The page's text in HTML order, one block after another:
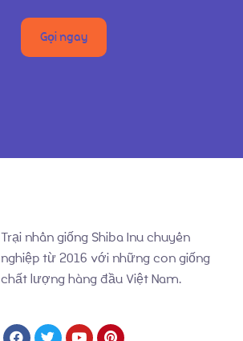
Gọi ngay
Trại nhân giống Shiba Inu chuyên
nghiệp từ 2016 với những con giống
chất lượng hàng đầu Việt Nam.